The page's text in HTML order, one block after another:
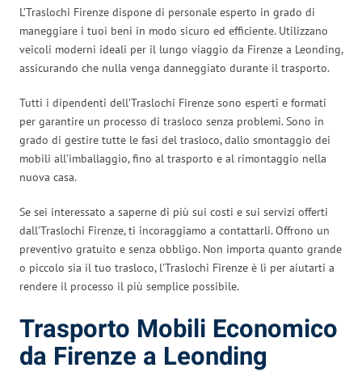
L’Traslochi Firenze dispone di personale esperto in grado di
maneggiare i tuoi beni in modo sicuro ed efficiente. Utilizzano
veicoli moderni ideali per il lungo viaggio da Firenze a Leonding,
assicurando che nulla venga danneggiato durante il trasporto.
Tutti i dipendenti dell’Traslochi Firenze sono esperti e formati
per garantire un processo di trasloco senza problemi. Sono in
grado di gestire tutte le fasi del trasloco, dallo smontaggio dei
mobili all’imballaggio, fino al trasporto e al rimontaggio nella
nuova casa.
Se sei interessato a saperne di più sui costi e sui servizi offerti
dall’Traslochi Firenze, ti incoraggiamo a contattarli. Offrono un
preventivo gratuito e senza obbligo. Non importa quanto grande
o piccolo sia il tuo trasloco, l’Traslochi Firenze è lì per aiutarti a
rendere il processo il più semplice possibile.
Trasporto Mobili Economico
da Firenze a Leonding